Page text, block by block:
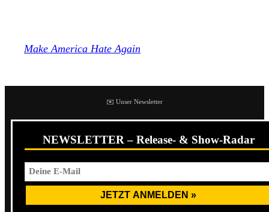
Make America Hate Again
✉️ Unser Newsletter
NEWSLETTER – Release- & Show-Radar